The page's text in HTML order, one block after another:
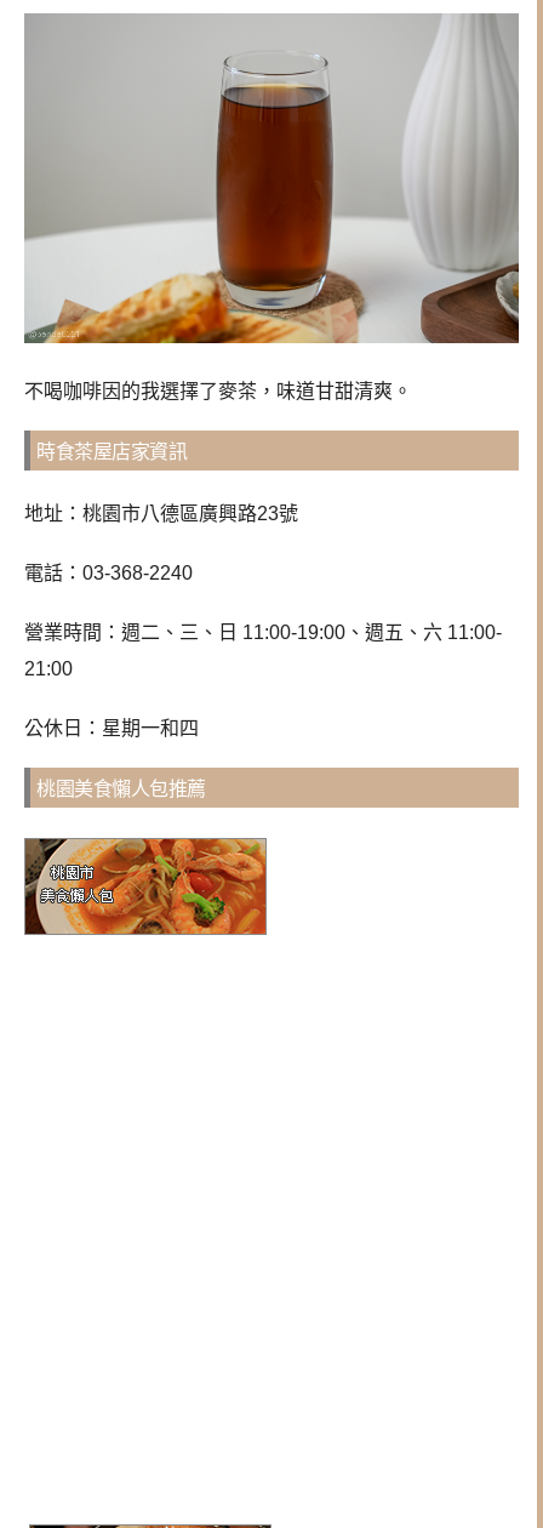
不喝咖啡因的我選擇了麥茶，味道甘甜清爽。
時食茶屋店家資訊
地址：桃園市八德區廣興路23號
電話： 03-368-2240
營業時間：週二、三、日 11:00-19:00、週五、六 11:00-
21:00
公休日：星期一和四
桃園美食懶人包推薦